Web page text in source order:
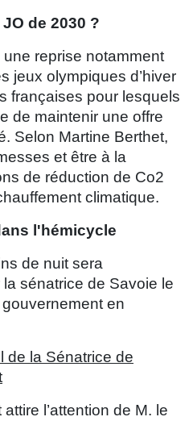
de 2030 ?
reprise notamment
jeux olympiques d’hiver
françaises pour lesquels
de maintenir une offre
Selon Martine Berthet,
et être à la
de réduction de Co2
climatique.
l'hémicycle
de nuit sera
sénatrice de Savoie le
en
de la Sénatrice de
l’attention de M. le